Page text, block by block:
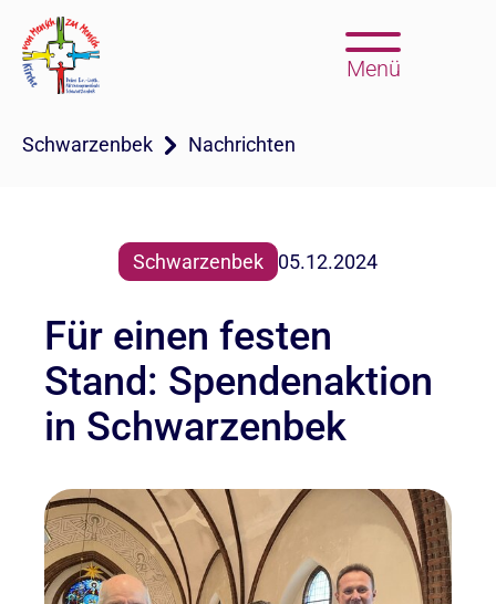
Menü
Schwarzenbek Nachrichten
Schwarzenbek 05.12.2024
Für einen festen
Stand: Spendenaktion
in Schwarzenbek